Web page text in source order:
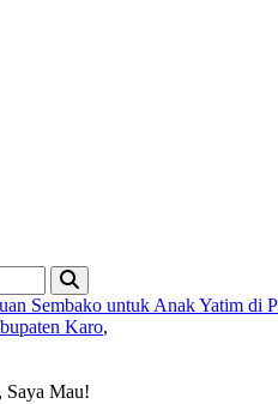
Sembako untuk Anak Yatim di
Karo,
Saya Mau!